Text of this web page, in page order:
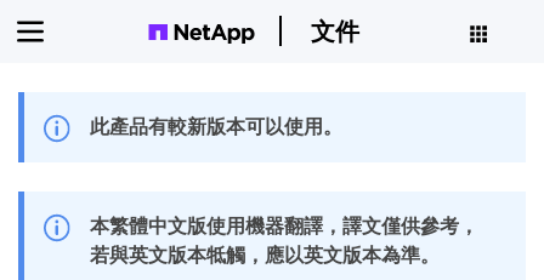
文件
此產品有較新版本可以使用。
本繁體中文版使用機器翻譯，譯文僅供參考，
若與英文版本牴觸，應以英文版本為準。